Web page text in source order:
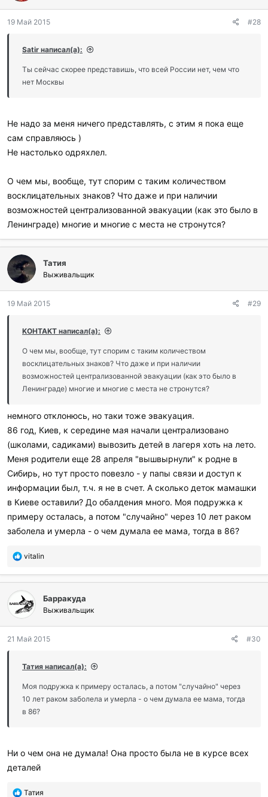
19 Май 2015 #28
Satir написал(а):
Ты сейчас скорее представишь, что всей России нет, чем что
нет Москвы
Не надо за меня ничего представлять, с этим я пока еще
сам справляюсь )
Не настолько одряхлел.
О чем мы, вообще, тут спорим с таким количеством
восклицательных знаков? Что даже и при наличии
возможностей централизованной эвакуации (как это было в
Ленинграде) многие и многие с места не стронутся?
Татия
Выживальщик
19 Май 2015 #29
KOHTAKT написал(а):
О чем мы, вообще, тут спорим с таким количеством
восклицательных знаков? Что даже и при наличии
возможностей централизованной эвакуации (как это было в
Ленинграде) многие и многие с места не стронутся?
немного отклонюсь, но таки тоже эвакуация.
86 год, Киев, к середине мая начали централизовано
(школами, садиками) вывозить детей в лагеря хоть на лето.
Меня родители еще 28 апреля "вышвырнули" к родне в
Сибирь, но тут просто повезло - у папы связи и доступ к
информации был, т.ч. я не в счет. А сколько деток мамашки
в Киеве оставили? До обалдения много. Моя подружка к
примеру осталась, а потом "случайно" через 10 лет раком
заболела и умерла - о чем думала ее мама, тогда в 86?
П
б
а
г
о
а
и
и
:
vitalin
Барракуда
Выживальщик
21 Май 2015 #30
Татия написал(а):
Моя подружка к примеру осталась, а потом "случайно" через
10 лет раком заболела и умерла - о чем думала ее мама, тогда
в 86?
Ни о чем она не думала! Она просто была не в курсе всех
деталей
П
Татия